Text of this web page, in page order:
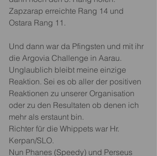
Zapzarap erreichte Rang 14 und
Ostara Rang 11.
Und dann war da Pfingsten und mit ihr
die Argovia Challenge in Aarau.
Unglaublich bleibt meine einzige
Reaktion. Sei es ob aller der positiven
Reaktionen zu unserer Organisation
oder zu den Resultaten ob denen ich
mehr als erstaunt bin.
Richter für die Whippets war Hr.
Kerpan/SLO.
Nun Phanes (Speedy) und Perseus